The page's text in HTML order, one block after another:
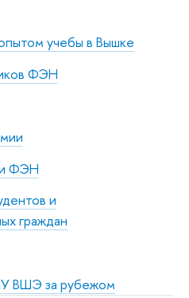
учебы в Вышке
ФЭН
ФЭН
и
граждан
ВШЭ за рубежом